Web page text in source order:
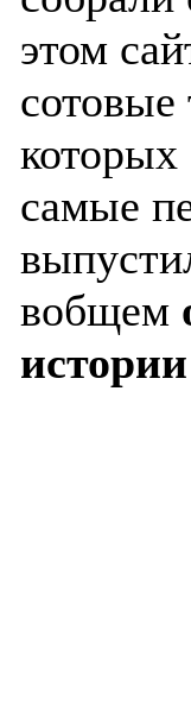
этом
которых
самые
вобщем